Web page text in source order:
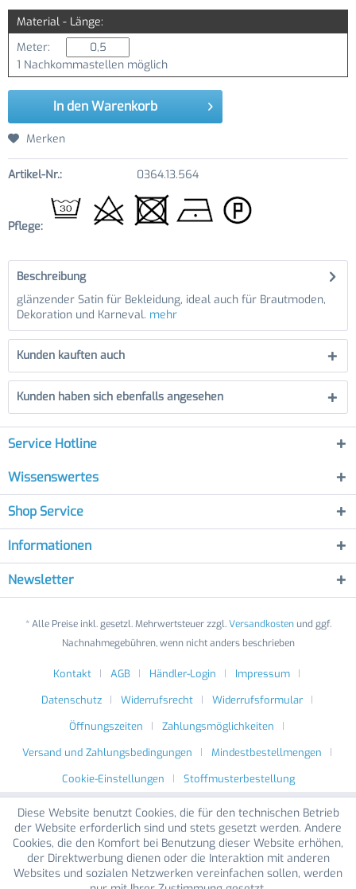
Material - Länge:
Meter:
1 Nachkommastellen möglich
In den Warenkorb
Merken
Artikel-Nr.: 0364.13.564
Pflege:
Beschreibung
glänzender Satin für Bekleidung, ideal auch für Brautmoden,
Dekoration und Karneval. mehr
Kunden kauften auch
Kunden haben sich ebenfalls angesehen
Service Hotline
Wissenswertes
Shop Service
Informationen
Newsletter
* Alle Preise inkl. gesetzl. Mehrwertsteuer zzgl.Versandkostenund ggf.
Nachnahmegebühren, wenn nicht anders beschrieben
Kontakt AGB Händler-Login
Impressum
Datenschutz
Widerrufsrecht
Widerrufsformular
Öffnungszeiten
Zahlungsmöglichkeiten
Versand und Zahlungsbedingungen
Mindestbestellmengen
Cookie-Einstellungen
Stoffmusterbestellung
Diese Website benutzt Cookies, die für den technischen Betrieb
der Website erforderlich sind und stets gesetzt werden. Andere
Cookies, die den Komfort bei Benutzung dieser Website erhöhen,
der Direktwerbung dienen oder die Interaktion mit anderen
Websites und sozialen Netzwerken vereinfachen sollen, werden